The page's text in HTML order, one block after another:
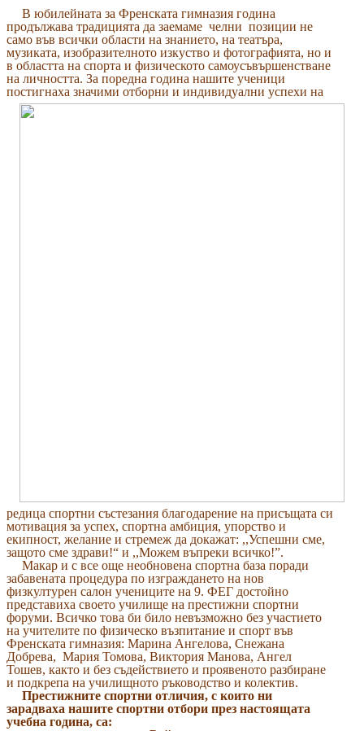
В юбилейната за Френската гимназия година
продължава традицията да заемаме челни позиции не
само във всички области на знанието, на театъра,
музиката, изобразителното изкуство и фотографията, но и
в областта на спорта и физическото самоусъвършенстване
на личността. За поредна година нашите ученици
постигнаха значими отборни и индивидуални успехи на
редица спортни състезания благодарение на присъщата си
мотивация за успех, спортна амбиция, упорство и
екипност, желание и стремеж да докажат: ,,Успешни сме,
защото сме здрави!“ и ,,Можем въпреки всичко!”.
Макар и с все още необновена спортна база поради
забавената процедура по изграждането на нов
физкултурен салон учениците на 9. ФЕГ достойно
представиха своето училище на престижни спортни
форуми. Всичко това би било невъзможно без участието
на учителите по физическо възпитание и спорт във
Френската гимназия: Марина Ангелова, Снежана
Добрева, Мария Томова, Виктория Манова, Ангел
Тошев, както и без съдействието и проявеното разбиране
и подкрепа на училищното ръководство и колектив.
Престижните спортни отличия, с които ни
зарадваха нашите спортни отбори през настоящата
учебна година, са: